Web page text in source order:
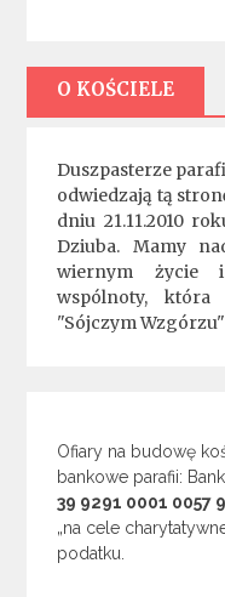
O KOŚCIELE
Duszpasterze
odwiedzają tą
dniu 21.11.2010
Dziuba. Mamy
wiernym życie
wspólnoty,
"Sójczym
Ofiary na budowę
bankowe parafii:
39 9291 0001 0057
„na cele
podatku.